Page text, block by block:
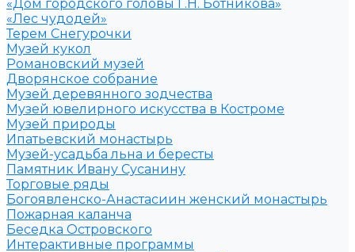
«Дом городского головы Г.Н. Ботникова»
«Лес чудодей»
Терем Снегурочки
Музей кукол
Романовский музей
Дворянское собрание
Музей деревянного зодчества
Музей ювелирного искусства в Костроме
Музей природы
Ипатьевский монастырь
Музей-усадьба льна и бересты
Памятник Ивану Сусанину
Торговые ряды
Богоявленско-Анастасиин женский монастырь
Пожарная каланча
Беседка Островского
Интерактивные программы